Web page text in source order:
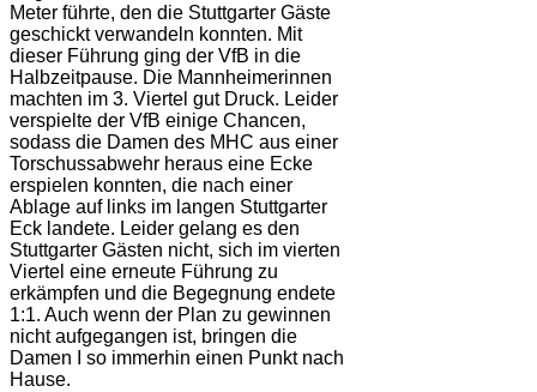
Meter führte, den die Stuttgarter Gäste
geschickt verwandeln konnten. Mit
dieser Führung ging der VfB in die
Halbzeitpause. Die Mannheimerinnen
machten im 3. Viertel gut Druck. Leider
verspielte der VfB einige Chancen,
sodass die Damen des MHC aus einer
Torschussabwehr heraus eine Ecke
erspielen konnten, die nach einer
Ablage auf links im langen Stuttgarter
Eck landete. Leider gelang es den
Stuttgarter Gästen nicht, sich im vierten
Viertel eine erneute Führung zu
erkämpfen und die Begegnung endete
1:1. Auch wenn der Plan zu gewinnen
nicht aufgegangen ist, bringen die
Damen I so immerhin einen Punkt nach
Hause.